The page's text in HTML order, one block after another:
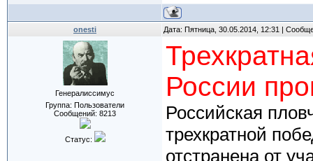
onesti Дата: Пятница, 30.05.2014, 12:31 |
Генералиссимус
Группа: Пользователи
Сообщений: 8213
Статус:
России
Российская
трехкратной
отстранена от